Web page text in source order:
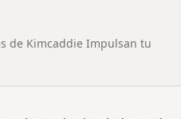
de Kimcaddie Impulsan tu